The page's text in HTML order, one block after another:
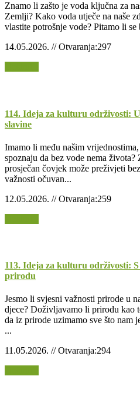
Znamo li zašto je voda ključna za
Zemlji? Kako voda utječe na naše
vlastite potrošnje vode? Pitamo li
14.05.2026. // Otvaranja:297
114. Ideja za kulturu održivosti:
slavine
Imamo li među našim
spoznaju da bez vode nema
prosječan čovjek može preživjeti
važnosti očuvan...
12.05.2026. // Otvaranja:259
113. Ideja za kulturu održivosti:
prirodu
Jesmo li svjesni važnosti prirode u
djece? Doživljavamo li prirodu kao
da iz prirode uzimamo sve što nam
...
11.05.2026. // Otvaranja:294